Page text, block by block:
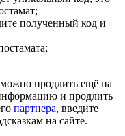
полученный код и
продлить ещё на
и продлить
партнера, введите
на сайте.